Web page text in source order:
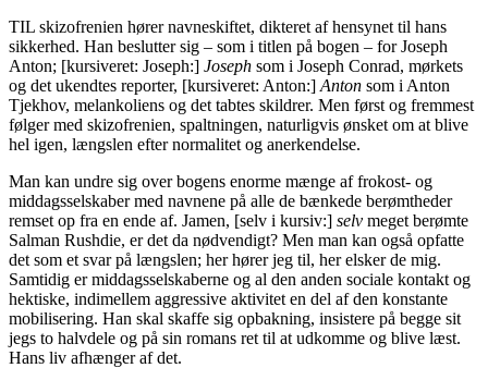
TIL skizofrenien hører navneskiftet, dikteret af hensynet til hans
sikkerhed. Han beslutter sig – som i titlen på bogen – for Joseph
Anton; [kursiveret: Joseph:] Joseph som i Joseph Conrad, mørkets
og det ukendtes reporter, [kursiveret: Anton:] Anton som i Anton
Tjekhov, melankoliens og det tabtes skildrer. Men først og fremmest
følger med skizofrenien, spaltningen, naturligvis ønsket om at blive
hel igen, længslen efter normalitet og anerkendelse.
Man kan undre sig over bogens enorme mænge af frokost- og
middagsselskaber med navnene på alle de bænkede berømtheder
remset op fra en ende af. Jamen, [selv i kursiv:] selv meget berømte
Salman Rushdie, er det da nødvendigt? Men man kan også opfatte
det som et svar på længslen; her hører jeg til, her elsker de mig.
Samtidig er middagsselskaberne og al den anden sociale kontakt og
hektiske, indimellem aggressive aktivitet en del af den konstante
mobilisering. Han skal skaffe sig opbakning, insistere på begge sit
jegs to halvdele og på sin romans ret til at udkomme og blive læst.
Hans liv afhænger af det.